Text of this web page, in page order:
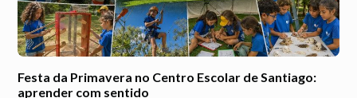
Festa da Primavera no Centro Escolar de Santiago:
aprender com sentido